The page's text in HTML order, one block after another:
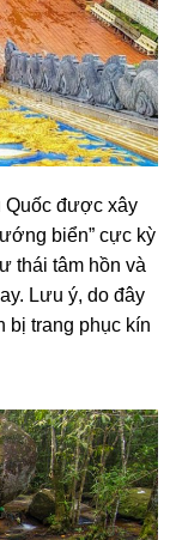
Quốc được xây
biển” cực kỳ
thái tâm hồn và
Lưu ý, do đây
bị trang phục kín